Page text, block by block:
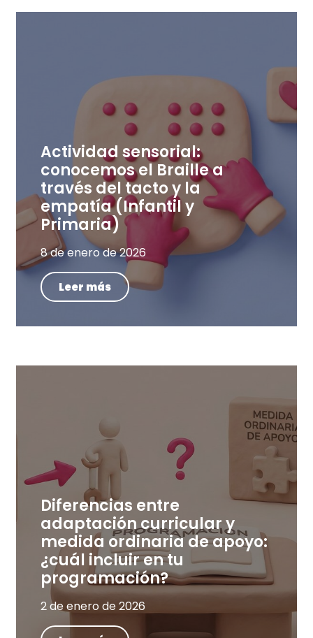
Actividad sensorial:
conocemos el Braille a
través del tacto y la
empatía (Infantil y
Primaria)
8 de enero de 2026
Leer más
Diferencias entre
adaptación curricular y
medida ordinaria de apoyo:
¿cuál incluir en tu
programación?
2 de enero de 2026